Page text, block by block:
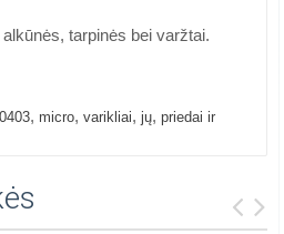
tarpinės bei varžtai.
, micro, varikliai, jų, priedai ir